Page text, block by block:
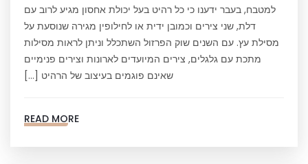
למטבח, בעבר ידענו כי כל רהיט בעל יכולת אחסון מגיע לרוב עם
דלת, שני צירים וכמובן ידית או לחילופין מגירה שנוסעת על
מסילת עץ. עם השנים שוק הפרזול השתכלל וניתן לראות מסילות
מתכת עם גלגלים, צירים המיועדים לארונות וצירים פנימיים
שאינם פוגמים בעיצוב של הרהיט […]
READ MORE